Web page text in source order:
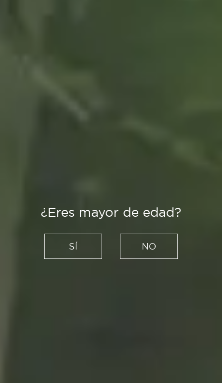
¿Eres mayor de edad?
SÍ NO
Creadores
Newsletters sobre libros: las
cartas online que más saben